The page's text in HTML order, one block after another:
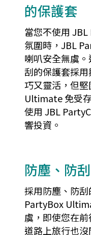
的保護套
當您不使用
氛圍時，JBL
喇叭安全無虞
刮的保護套採
巧又靈活，但
Ultimate 免受
使用 JBL
響投資。
防塵、防刮
採用防塵、防
PartyBox
虞，即使您在
道路上旅行也沒